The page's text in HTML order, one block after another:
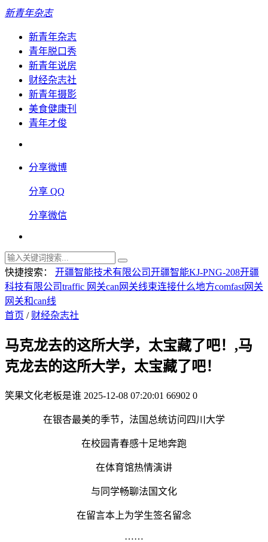
新青年杂志
新青年杂志
青年脱口秀
新青年说房
财经杂志社
新青年摄影
美食健康刊
青年才俊
分享微博
分享 QQ
分享微信
快捷搜索： 开疆智能技术有限公司开疆智能KJ-PNG-208开疆
科技有限公司traffic 网关can网关线束连接什么地方comfast网关
网关和can线
首页 / 财经杂志社
马克龙去的这所大学，太宝藏了吧！,马
克龙去的这所大学，太宝藏了吧！
笑果文化老板是谁 2025-12-08 07:20:01 66902 0
在银杏最美的季节，法国总统访问四川大学
在校园青春感十足地奔跑
在体育馆热情演讲
与同学畅聊法国文化
在留言本上为学生签名留念
……